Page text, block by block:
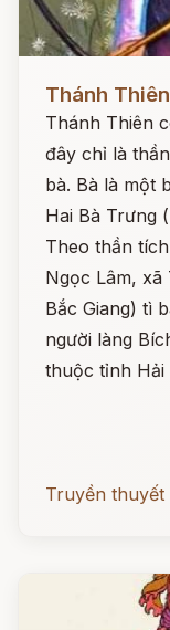
Thánh
Thánh Thiên
đây chỉ là
bà. Bà là một
Hai Bà Trưng
Theo thần
Ngọc Lâm,
Bắc Giang) tì
người làng
thuộc tỉnh Hải
Truyền thuyết